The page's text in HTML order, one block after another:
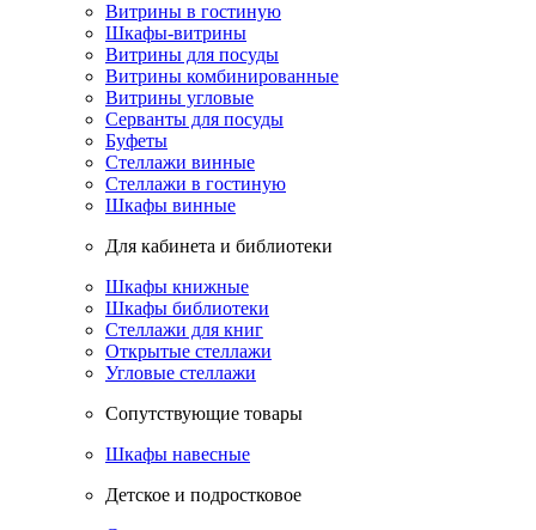
Витрины в гостиную
Шкафы-витрины
Витрины для посуды
Витрины комбинированные
Витрины угловые
Серванты для посуды
Буфеты
Стеллажи винные
Стеллажи в гостиную
Шкафы винные
Для кабинета и библиотеки
Шкафы книжные
Шкафы библиотеки
Стеллажи для книг
Открытые стеллажи
Угловые стеллажи
Сопутствующие товары
Шкафы навесные
Детское и подростковое